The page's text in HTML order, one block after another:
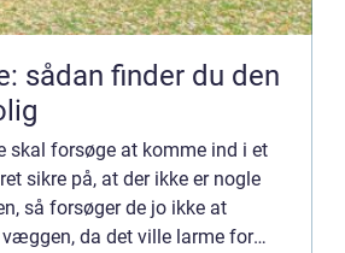
sådan finder du den
skal forsøge at komme ind i et
sikre på, at der ikke er nogle
så forsøger de jo ikke at
da det ville larme for